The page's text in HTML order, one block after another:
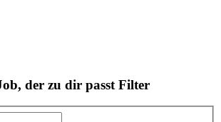
der zu dir passt Filter